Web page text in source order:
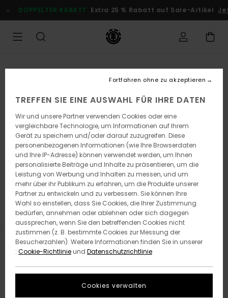
zur
Produktinformation
DOPPELTER RABATT Extra 25 % Rabatt auf Sale-Artikel
TREFFEN SIE EINE AUSWAHL FÜR IHRE DATEN
Wir und unsere Partner verwenden Cookies oder eine
vergleichbare Technologie, um Informationen auf Ihrem
Gerät zu speichern und/oder darauf zuzugreifen. Diese
personenbezogenen Informationen (wie Ihre Browserdaten
und Ihre IP-Adresse) können verwendet werden, um Ihnen
personalisierte Beiträge und Inhalte zu präsentieren, um die
Leistung von Werbung und Inhalten zu messen, und um
mehr über ihr Publikum zu erfahren, um die Produkte unserer
Partner zu entwickeln und zu verbessern. Sie können Ihre
Wahl so einstellen, dass Sie Cookies, die Ihrer Zustimmung
bedürfen, annehmen oder ablehnen oder sich dagegen
aussprechen, wenn Sie den betreffenden Cookies nicht
zustimmen (z. B. bestimmte Cookies zur Messung der
Besucherzahlen). Weitere Informationen finden Sie in unserer
: Cookie-Richtlinieund Datenschutzrichtlinie
Cookies verwalten
Fortfahren ohne zu akzeptieren